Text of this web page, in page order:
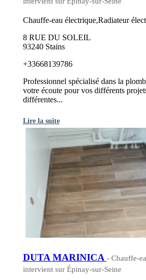
Chauffe-eau électrique,Radiateur
8 RUE DU SOLEIL
93240 Stains
+33668139786
Professionnel spécialisé dans la
votre écoute pour vos différents
différentes...
Lire la suite
DUTA MARINICA - Chauffe-
intervient sur Épinay-sur-Seine